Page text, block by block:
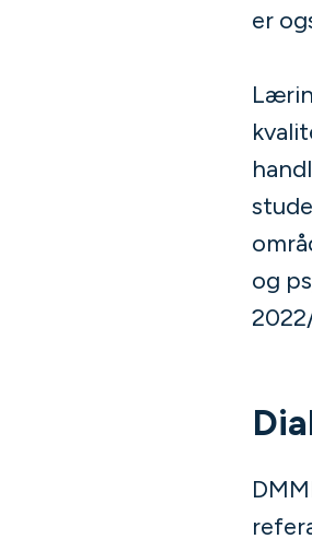
er
og